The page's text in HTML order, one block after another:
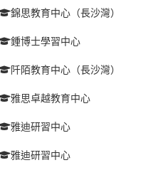
錦思教育中心（長沙灣）
鍾博士學習中心
阡陌教育中心（長沙灣）
雅思卓越教育中心
雅迪研習中心
雅迪研習中心